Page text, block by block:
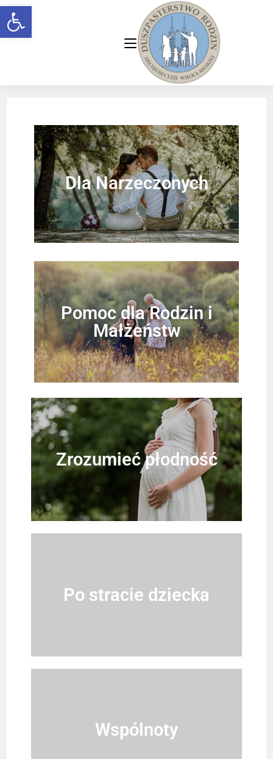
Open toolbar
Dla Narzeczonych
Pomoc dla Rodzin i
Małżeństw
Zrozumieć płodność
Po stracie dziecka
Wspólnoty